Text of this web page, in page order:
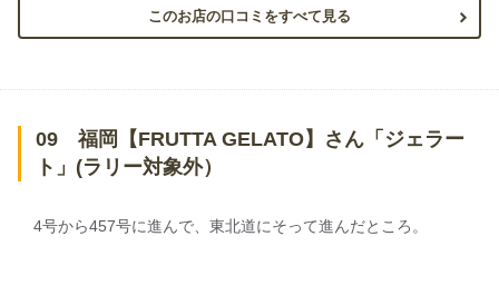
このお店の口コミをすべて見る
09 福岡【FRUTTA GELATO】さん「ジェラー
ト」(ラリー対象外）
4号から457号に進んで、東北道にそって進んだところ。